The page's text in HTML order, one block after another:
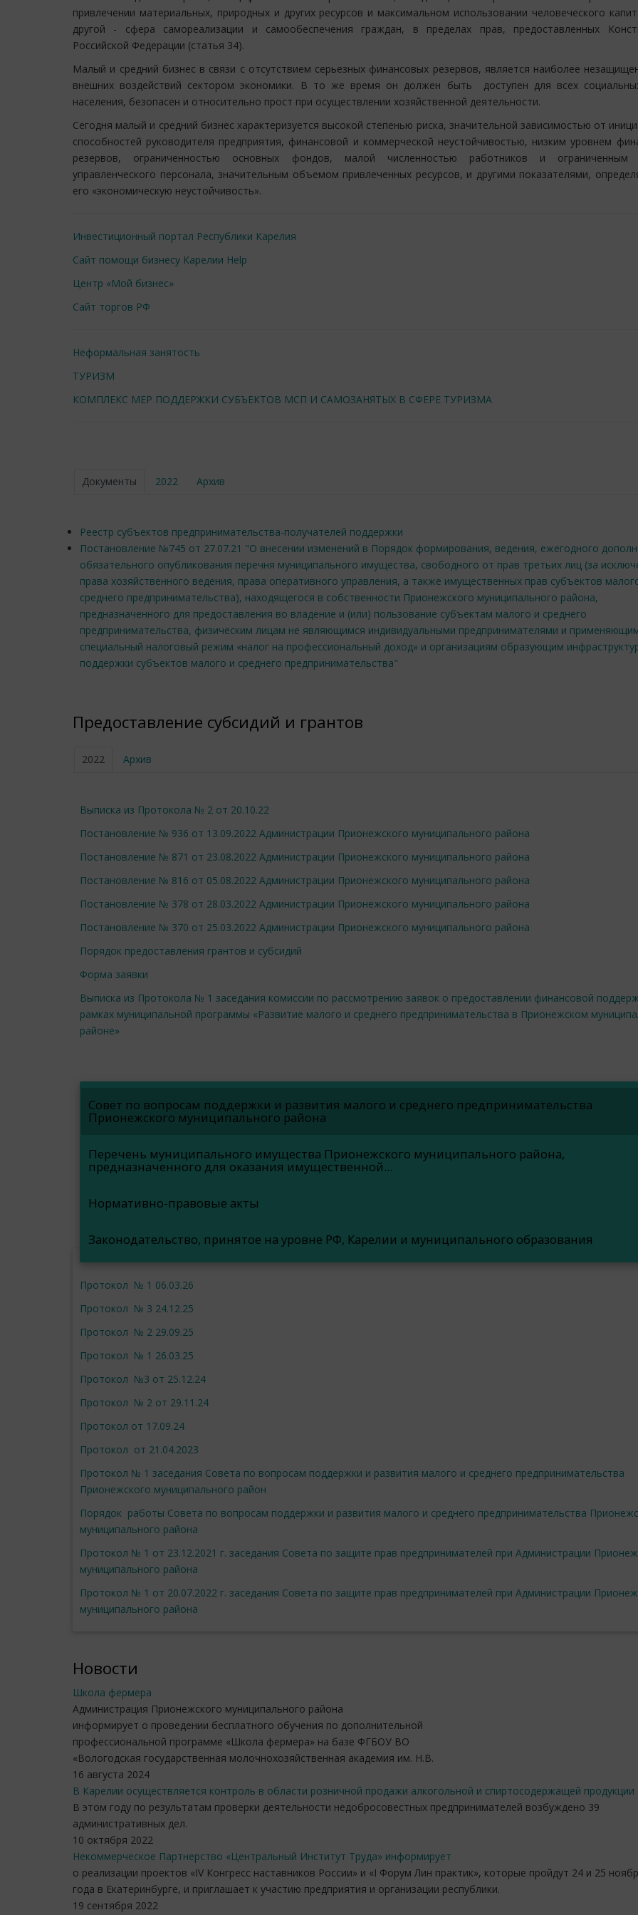
привлечении материальных, природных и других ресурсов и максимальном использовании человеческого
другой - сфера самореализации и самообеспечения граждан, в пределах прав, предоставленных
Российской Федерации (статья 34).
Малый и средний бизнес в связи с отсутствием серьезных финансовых резервов, является наиболее
внешних воздействий сектором экономики. В то же время он должен быть доступен для всех
населения, безопасен и относительно прост при осуществлении хозяйственной деятельности.
Сегодня малый и средний бизнес характеризуется высокой степенью риска, значительной зависимостью от
способностей руководителя предприятия, финансовой и коммерческой неустойчивостью, низким уровнем
резервов, ограниченностью основных фондов, малой численностью работников и ограниченным
управленческого персонала, значительным объемом привлеченных ресурсов, и другими показателями,
его «экономическую неустойчивость».
Инвестиционный портал Республики Карелия
Сайт помощи бизнесу Карелии Help
Центр «Мой бизнес»
Сайт торгов РФ
Неформальная занятость
ТУРИЗМ
КОМПЛЕКС МЕР ПОДДЕРЖКИ СУБЪЕКТОВ МСП И САМОЗАНЯТЫХ В СФЕРЕ ТУРИЗМА
Документы 2022 Архив
Реестр субъектов предпринимательства-получателей поддержки
Постановление №745 от 27.07.21 "О внесении изменений в Порядок формирования, ведения, ежегодного
обязательного опубликования перечня муниципального имущества, свободного от прав третьих лиц (за
права хозяйственного ведения, права оперативного управления, а также имущественных прав субъектов
среднего предпринимательства), находящегося в собственности Прионежского муниципального района,
предназначенного для предоставления во владение и (или) пользование субъектам малого и среднего
предпринимательства, физическим лицам не являющимся индивидуальными предпринимателями и
специальный налоговый режим «налог на профессиональный доход» и организациям образующим
поддержки субъектов малого и среднего предпринимательства"
Предоставление субсидий и грантов
2022 Архив
Выписка из Протокола № 2 от 20.10.22
Постановление № 936 от 13.09.2022 Администрации Прионежского муниципального района
Постановление № 871 от 23.08.2022 Администрации Прионежского муниципального района
Постановление № 816 от 05.08.2022 Администрации Прионежского муниципального района
Постановление № 378 от 28.03.2022 Администрации Прионежского муниципального района
Постановление № 370 от 25.03.2022 Администрации Прионежского муниципального района
Порядок предоставления грантов и субсидий
Форма заявки
Выписка из Протокола № 1 заседания комиссии по рассмотрению заявок о предоставлении финансовой
рамках муниципальной программы «Развитие малого и среднего предпринимательства в Прионежском
районе»
Совет по вопросам поддержки и развития малого и среднего предпринимательства
Прионежского муниципального района
Перечень муниципального имущества Прионежского муниципального района,
предназначенного для оказания имущественной...
Нормативно-правовые акты
Законодательство, принятое на уровне РФ, Карелии и муниципального образования
Протокол № 1 06.03.26
Протокол № 3 24.12.25
Протокол № 2 29.09.25
Протокол № 1 26.03.25
Протокол №3 от 25.12.24
Протокол № 2 от 29.11.24
Протокол от 17.09.24
Протокол от 21.04.2023
Протокол № 1 заседания Совета по вопросам поддержки и развития малого и среднего предпринимательства
Прионежского муниципального район
Порядок работы Совета по вопросам поддержки и развития малого и среднего предпринимательства
муниципального района
Протокол № 1 от 23.12.2021 г. заседания Совета по защите прав предпринимателей при Администрации
муниципального района
Протокол № 1 от 20.07.2022 г. заседания Совета по защите прав предпринимателей при Администрации
муниципального района
Новости
Школа фермера
Администрация Прионежского муниципального района
информирует о проведении бесплатного обучения по дополнительной
профессиональной программе «Школа фермера» на базе ФГБОУ ВО
«Вологодская государственная молочнохозяйственная академия им. Н.В.
16 августа 2024
В Карелии осуществляется контроль в области розничной продажи алкогольной и спиртосодержащей продукции
В этом году по результатам проверки деятельности недобросовестных предпринимателей возбуждено 39
административных дел.
10 октября 2022
Некоммерческое Партнерство «Центральный Институт Труда» информирует
о реализации проектов «IV Конгресс наставников России» и «I Форум Лин практик», которые пройдут 24 и 25
года в Екатеринбурге, и приглашает к участию предприятия и организации республики.
19 сентября 2022